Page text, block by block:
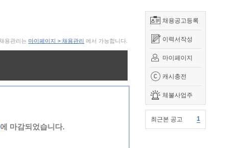
채용공고등록
이력서작성
마이페이지
캐시충전
체불사업주
최근본 공고 1
용관리는 마이페이지 > 채용관리 에서 가능합니다.
에 마감되었습니다.